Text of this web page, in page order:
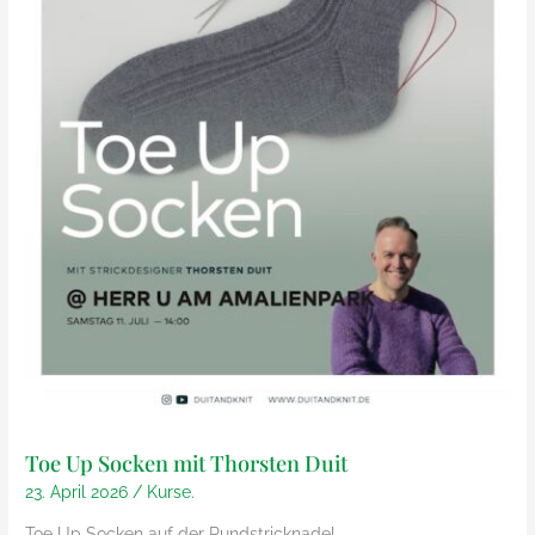
Toe Up Socken mit Thorsten Duit
23. April 2026 / Kurse.